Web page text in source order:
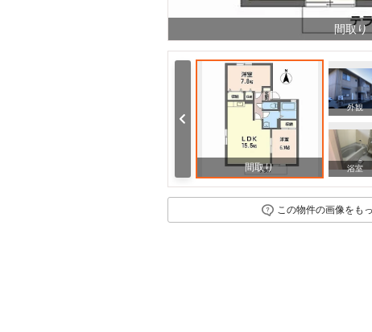
間取り
間取り
外観
浴室
この物件の画像をも